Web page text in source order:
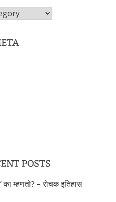
POSTS
म्हणतो? – रोचक इतिहास